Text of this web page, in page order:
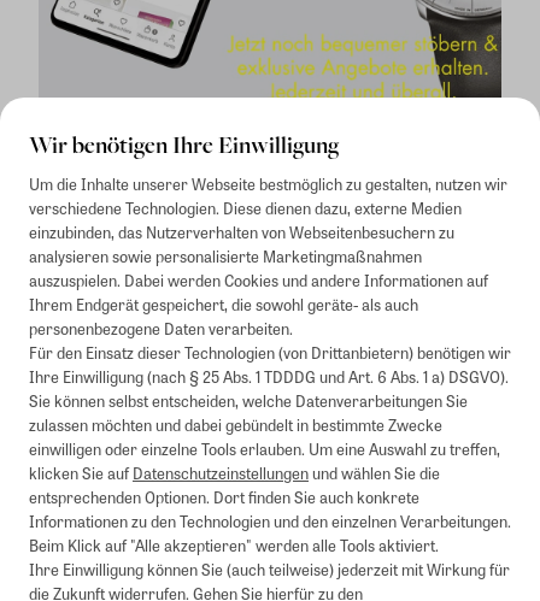
Wir benötigen Ihre Einwilligung
Um die Inhalte unserer Webseite bestmöglich zu gestalten, nutzen wir
verschiedene Technologien. Diese dienen dazu, externe Medien
einzubinden, das Nutzerverhalten von Webseitenbesuchern zu
analysieren sowie personalisierte Marketingmaßnahmen
auszuspielen. Dabei werden Cookies und andere Informationen auf
Ihrem Endgerät gespeichert, die sowohl geräte- als auch
personenbezogene Daten verarbeiten.
Für den Einsatz dieser Technologien (von Drittanbietern) benötigen wir
Ihre Einwilligung (nach § 25 Abs. 1 TDDDG und Art. 6 Abs. 1 a) DSGVO).
Sie können selbst entscheiden, welche Datenverarbeitungen Sie
zulassen möchten und dabei gebündelt in bestimmte Zwecke
einwilligen oder einzelne Tools erlauben. Um eine Auswahl zu treffen,
klicken Sie aufDatenschutzeinstellungenund wählen Sie die
entsprechenden Optionen. Dort finden Sie auch konkrete
Informationen zu den Technologien und den einzelnen Verarbeitungen.
Beim Klick auf "Alle akzeptieren" werden alle Tools aktiviert.
Ihre Einwilligung können Sie (auch teilweise) jederzeit mit Wirkung für
die Zukunft widerrufen. Gehen Sie hierfür zu den
Mindestbestellwert von 50€. Nicht anwendbar auf Produkte, die der
Buchpreisbindung unterliegen, ZEIT-Akademie, e-Books. Keine
Barauszahlung möglich. Nicht mit weiteren Gutscheinen/Rabatten
kombinierbar.
Briefsendungen sind vom kostenlosen Rückversand ausgeschlossen.
Weitere Informationen zu Rücksendungen finden Sie hier.
Alle Preise inkl. gesetzl. MwSt. zzgl. Versandkosten
Instagram Pinterest